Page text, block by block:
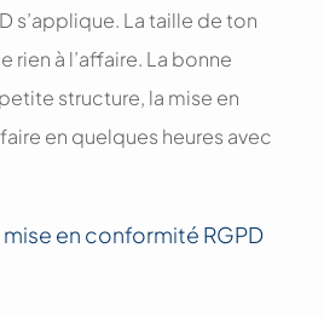
s’applique. La taille de ton
rien à l’affaire. La bonne
structure, la mise en
en quelques heures avec
en conformité RGPD